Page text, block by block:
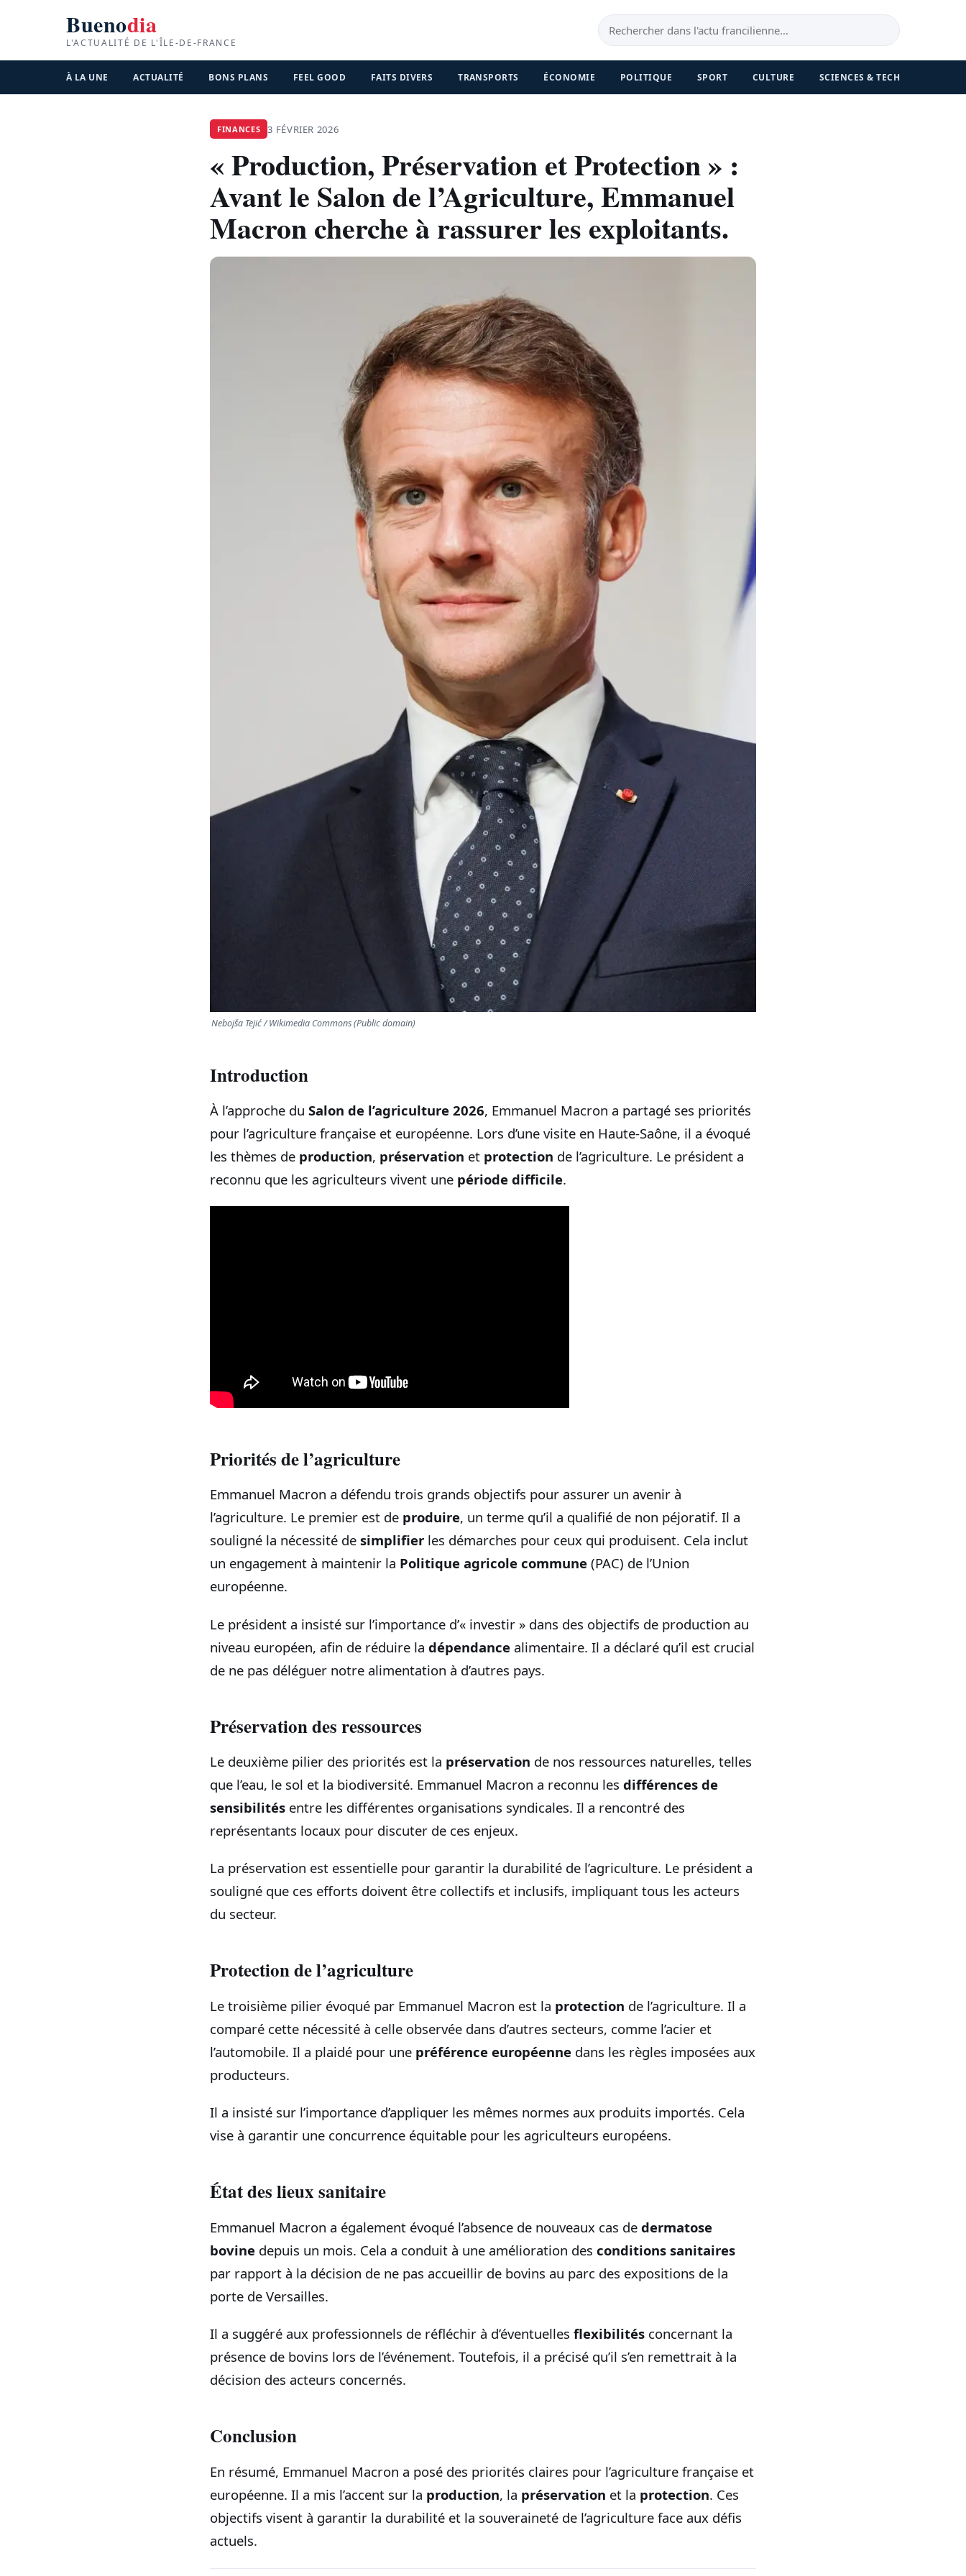
Buenodia
L'ACTUALITÉ DE L'ÎLE-DE-FRANCE
À LA UNE ACTUALITÉ BONS PLANS FEEL GOOD FAITS DIVERS TRANSPORTS ÉCONOMIE POLITIQUE SPORT CULTURE SCIENCES & TECH
FINANCES 3 FÉVRIER 2026
« Production, Préservation et Protection » :
Avant le Salon de l’Agriculture, Emmanuel
Macron cherche à rassurer les exploitants.
Nebojša Tejić / Wikimedia Commons (Public domain)
Introduction
À l’approche du Salon de l’agriculture 2026, Emmanuel Macron a partagé ses priorités
pour l’agriculture française et européenne. Lors d’une visite en Haute-Saône, il a évoqué
les thèmes de production, préservation et protection de l’agriculture. Le président a
reconnu que les agriculteurs vivent une période difficile.
Priorités de l’agriculture
Emmanuel Macron a défendu trois grands objectifs pour assurer un avenir à
l’agriculture. Le premier est de produire, un terme qu’il a qualifié de non péjoratif. Il a
souligné la nécessité de simplifier les démarches pour ceux qui produisent. Cela inclut
un engagement à maintenir la Politique agricole commune (PAC) de l’Union
européenne.
Le président a insisté sur l’importance d’« investir » dans des objectifs de production au
niveau européen, afin de réduire la dépendance alimentaire. Il a déclaré qu’il est crucial
de ne pas déléguer notre alimentation à d’autres pays.
Préservation des ressources
Le deuxième pilier des priorités est la préservation de nos ressources naturelles, telles
que l’eau, le sol et la biodiversité. Emmanuel Macron a reconnu les différences de
sensibilités entre les différentes organisations syndicales. Il a rencontré des
représentants locaux pour discuter de ces enjeux.
La préservation est essentielle pour garantir la durabilité de l’agriculture. Le président a
souligné que ces efforts doivent être collectifs et inclusifs, impliquant tous les acteurs
du secteur.
Protection de l’agriculture
Le troisième pilier évoqué par Emmanuel Macron est la protection de l’agriculture. Il a
comparé cette nécessité à celle observée dans d’autres secteurs, comme l’acier et
l’automobile. Il a plaidé pour une préférence européenne dans les règles imposées aux
producteurs.
Il a insisté sur l’importance d’appliquer les mêmes normes aux produits importés. Cela
vise à garantir une concurrence équitable pour les agriculteurs européens.
État des lieux sanitaire
Emmanuel Macron a également évoqué l’absence de nouveaux cas de dermatose
bovine depuis un mois. Cela a conduit à une amélioration des conditions sanitaires
par rapport à la décision de ne pas accueillir de bovins au parc des expositions de la
porte de Versailles.
Il a suggéré aux professionnels de réfléchir à d’éventuelles flexibilités concernant la
présence de bovins lors de l’événement. Toutefois, il a précisé qu’il s’en remettrait à la
décision des acteurs concernés.
Conclusion
En résumé, Emmanuel Macron a posé des priorités claires pour l’agriculture française et
européenne. Il a mis l’accent sur la production, la préservation et la protection. Ces
objectifs visent à garantir la durabilité et la souveraineté de l’agriculture face aux défis
actuels.